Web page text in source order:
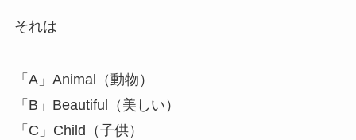
それは
「A」Animal（動物）
「B」Beautiful（美しい）
「C」Child（子供）